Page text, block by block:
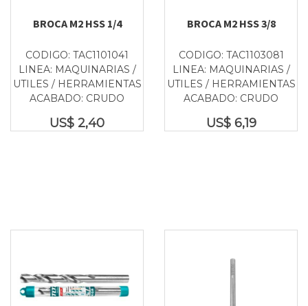
BROCA M2 HSS 1/4
CODIGO: TAC1101041
LINEA: MAQUINARIAS /
UTILES / HERRAMIENTAS
ACABADO: CRUDO
US$ 2,40
BROCA M2 HSS 3/8
CODIGO: TAC1103081
LINEA: MAQUINARIAS /
UTILES / HERRAMIENTAS
ACABADO: CRUDO
US$ 6,19